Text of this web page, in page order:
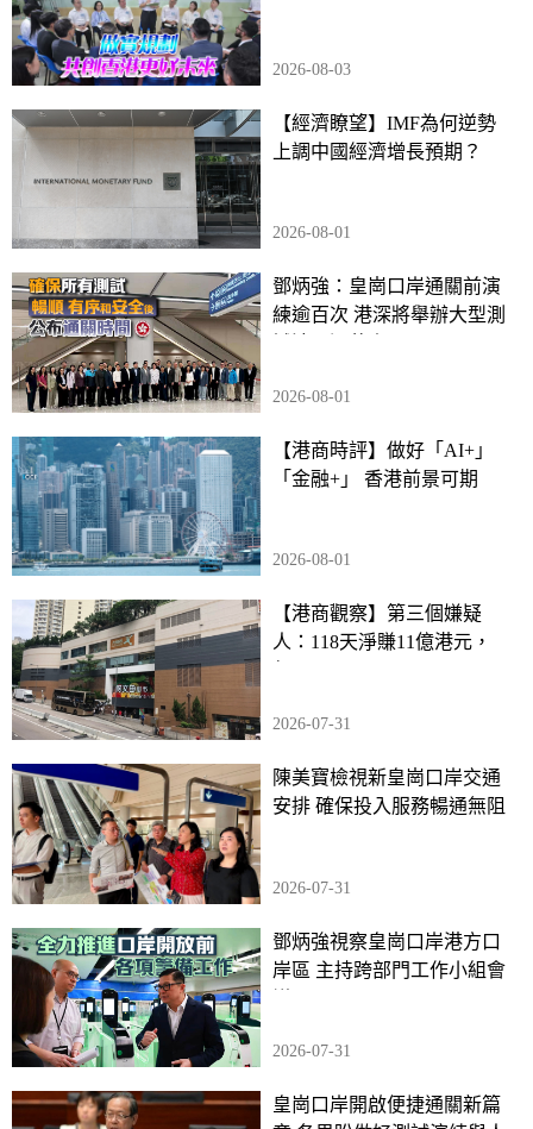
2026-08-03
【經濟瞭望】IMF為何逆勢
上調中國經濟增長預期？
2026-08-01
鄧炳強：皇崗口岸通關前演
練逾百次 港深將舉辦大型測
2026-08-01
【港商時評】做好「AI+」
「金融+」 香港前景可期
2026-08-01
【港商觀察】第三個嫌疑
人：118天淨賺11億港元，
2026-07-31
陳美寶檢視新皇崗口岸交通
安排 確保投入服務暢通無阻
2026-07-31
鄧炳強視察皇崗口岸港方口
岸區 主持跨部門工作小組會
2026-07-31
皇崗口岸開啟便捷通關新篇